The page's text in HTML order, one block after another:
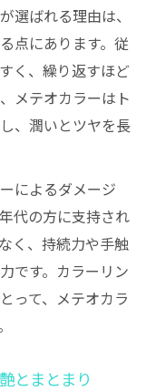
ツヤ髪の秘訣
カラー施術法
ラーのポイント
メテオカラーメ
の違いを比較
的な続け方
化する継続方法
オカラーの通い
イミングとは
選ばれる理由は、
点にあります。従
く、繰り返すほど
メテオカラーはト
、潤いとツヤを長
によるダメージ
代の方に支持され
く、持続力や手触
です。カラーリン
って、メテオカラ
とまとまり